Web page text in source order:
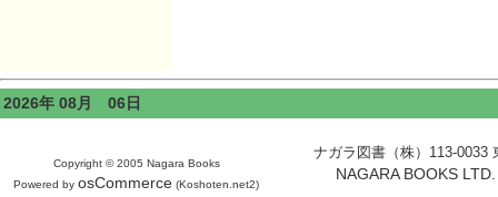
2026年 08月 06日
Copyright © 2005 Nagara Books
Powered by osCommerce (Koshoten.net2)
ナガラ図書（株）113-
NAGARA BOOKS